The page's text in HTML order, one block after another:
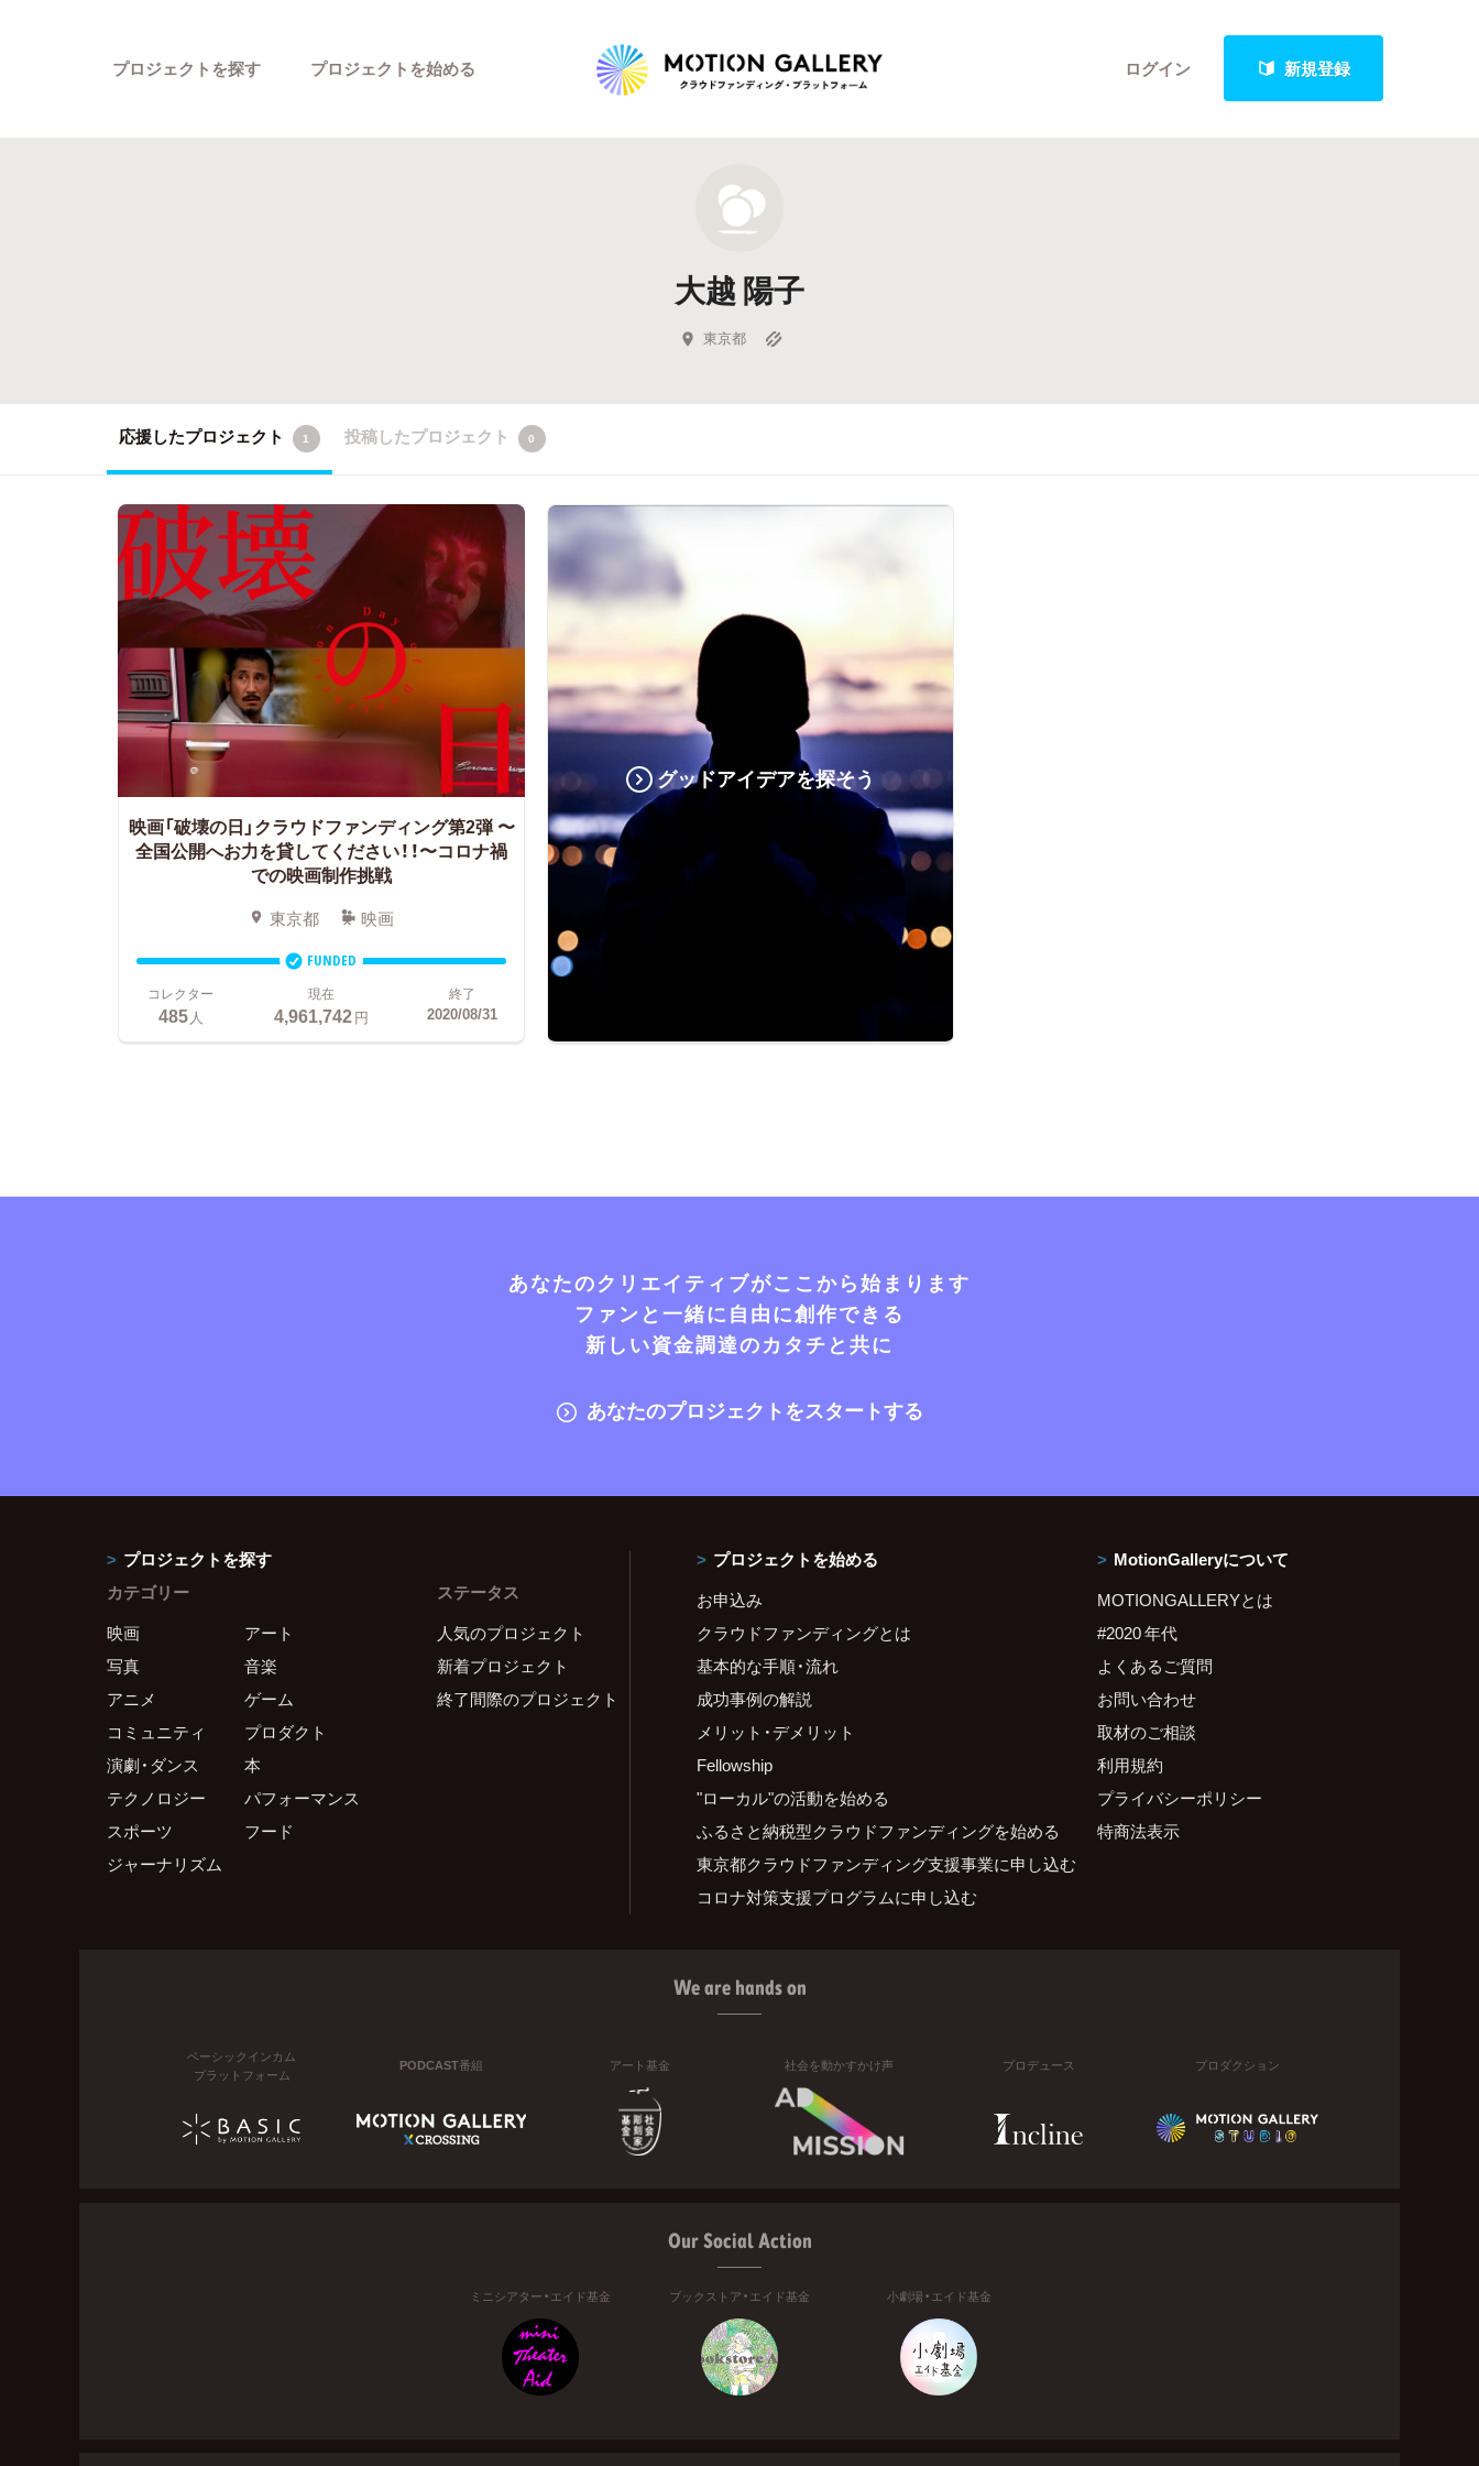
ログイン 新規登録
プロジェクトを探す
新着プロジェクト
Feature
キュレーターから探す
プロジェクトを始める
大越 陽子
東京都
応援したプロジェクト 1 投稿したプロジェクト 0
映画「破壊の日」クラウドファンディング第2弾〜
全国公開へお力を貸してください！！〜コロナ禍
での映画制作挑戦
東京都 映画
FUNDED
コレクター
485人
現在
4,961,742円
終了
2020/08/31
グッドアイデアを探そう
あなたのクリエイティブがここから始まります
ファンと一緒に自由に創作できる
新しい資金調達のカタチと共に
あなたのプロジェクトをスタートする
プロジェクトを探す
カテゴリー
映画
アート
写真
音楽
アニメ
ゲーム
コミュニティ
プロダクト
演劇・ダンス
本
テクノロジー
パフォーマンス
スポーツ
フード
ジャーナリズム
ステータス
人気のプロジェクト
新着プロジェクト
終了間際のプロジェクト
プロジェクトを始める
お申込み
クラウドファンディングとは
基本的な手順・流れ
成功事例の解説
メリット・デメリット
Fellowship
"ローカル"の活動を始める
ふるさと納税型クラウドファンディングを始める
東京都クラウドファンディング支援事業に申し込む
コロナ対策支援プログラムに申し込む
MotionGalleryについて
MOTIONGALLERYとは
#2020 年代
よくあるご質問
お問い合わせ
取材のご相談
利用規約
プライバシーポリシー
特商法表示
We are hands on
ベーシックインカム
プラットフォーム
PODCAST番組 アート基金 社会を動かすかけ声 プロデュース プロダクション
Our Social Action
ミニシアター・エイド基金 ブックストア・エイド基金 小劇場・エイド基金